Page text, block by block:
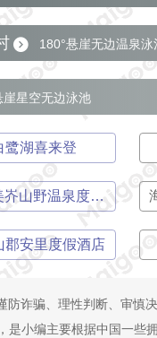
180°悬崖无边温泉泳
崖星空无边泳池
鹭湖喜来登
溧阳美岕山野温泉度假村
郡安里度假酒店
诈骗、理性判断、审慎决
是小编主要根据中国一些